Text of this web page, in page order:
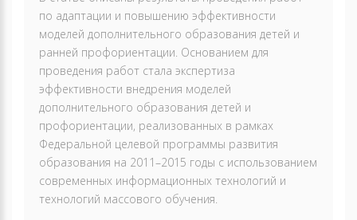
по адаптации и повышению эффективности
моделей дополнительного образования детей и
ранней профориентации. Основанием для
проведения работ стала экспертиза
эффективности внедрения моделей
дополнительного образования детей и
профориентации, реализованных в рамках
Федеральной целевой программы развития
образования на 2011–2015 годы с использованием
современных информационных технологий и
технологий массового обучения.